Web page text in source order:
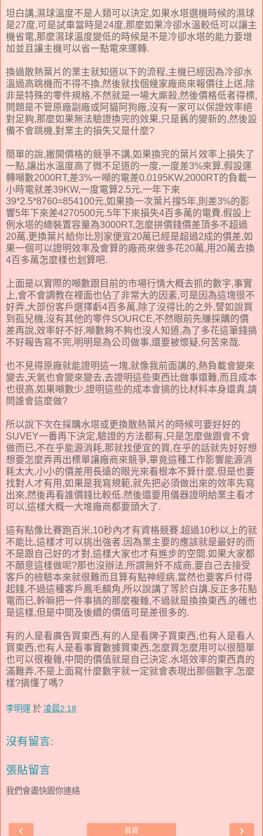
坦白講,濕球溫度不是人類可以決定,如果水塔選機時候的濕球
是27度,可是試車當時是24度,那麼如果冷卻水溫較低可以讓主
機省電,那麼濕球溫度變低的時候是不是冷卻水塔的能力要增
加並且讓主機可以省一點電來運轉.
換過散熱葉片的業主就知道以下的流程,主機已經因為冷卻水
溫過高跳機而不得不換,然後就找個幾家廠商來報價往上送,除
非是特殊的零件規格,不然就是一場大廝殺,然後價格低者得標,
問題是不管原廠副廠或阿貓阿狗廠,沒有一家可以保證效率絕
對足夠,那麼如果無法驗證換完的效果,只是舊的變新的,然後設
備不會跳機,對業主的損失又是什麼?
簡單的說,撇開價格的競爭不講,如果換完的葉片效率上損失了
一點,讓出水溫度高了微不足道的一度,一度差3%來算,假設運
轉噸數2000RT,差3%一噸的電差0.0195KW,2000RT的負載一
小時電就差39KW,一度電算2.5元,一年下來
39*2.5*8760=854100元,如果換一次葉片撐5年,則差3%的影
響5年下來差4270500元.5年下來損失4百多萬的電費.假設上
例水塔的總裝置容量為3000RT,怎麼拼價錢價差頂多不超過
20萬,更換葉片給你比別家便宜20萬已經是超過2成的價差,如
果一個可以證明效率及會算的廠商來做多花20萬,用20萬去換
4百多萬怎麼樣也划算吧.
上面是以實際的噸數跟目前的市場行情大概去抓的數字,事實
上,會不會調教在裡面也佔了非常大的因素,可是因為這塊很不
好弄,大部份客戶選擇虧4百多萬,除了沒得比的之外,譬如說買
到孤兒機,沒有其他的零件SOURCE,不然眼前先賺採購的價
差再說,效率好不好,噸數夠不夠也沒人知道,為了多花這筆錢搞
不好報告寫不完,明明是為公司做事,還要被懷疑,何苦來哉.
也不見得原廠就能證明這一塊,就像我前面講的,熱負載會變來
變去,天氣也會變來變去,去證明這些東西比做事還難,而且成本
也很高,如果噸數少,證明這些的成本會搞的比材料本身還貴,請
問誰會這麼做?
所以說下次在採購水塔或更換散熱葉片的時候可要好好的
SUVEY一番再下決定,驗證的方法都有,只是怎麼做跟會不會
做而已,不在乎能源消耗,那就找便宜的買,在乎的話就先好好想
想要怎麼弄再出標單讓廠商來競爭,畢竟這種工作影響能源消
耗太大,小小的價差用長遠的眼光來看根本不算什麼.但是也要
找對人才有用,如果是我寫規範,就先把必須做出來的效率先寫
出來,然後再看誰價錢比較低.然後還要用儀器證明給業主看才
可以,這樣大概一大堆廠商都要頭大了.
這有點像比賽跑百米,10秒內才有資格競賽.超過10秒以上的就
不能比,這樣才可以挑出強者.因為業主要的應該就是最好的而
不是跟自己好的才對,這樣大家也才有進步的空間.如果大家都
不願意這樣做呢?那也沒辦法,所謂無奸不成商,要自己去接受
客戶的檢驗本來就很難而且算有點神經病,當然也要客戶付得
起錢,不過這種客戶鳳毛麟角,所以說講了等於白講.反正多花點
電而已,幹嘛把一件事搞的那麼複雜,不過就是換換東西,的確也
是這樣,但是中間及後續的價值可是差很多的.
有的人是看廣告買東西,有的人是看牌子買東西,也有人是看人
買東西,也有人是看事實數據買東西,怎麼買怎麼用可以很簡單
也可以很複雜,中間的價值就是自己決定.水塔效率的東西真的
滿難弄,不是上面寫什麼數字就一定就會表現出那個數字,怎麼
樣?搞懂了嗎?
李明運 於 凌晨2:18
沒有留言:
張貼留言
我們會盡快跟你連絡
‹ ›
首頁